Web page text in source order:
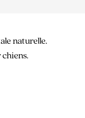
naturelle.